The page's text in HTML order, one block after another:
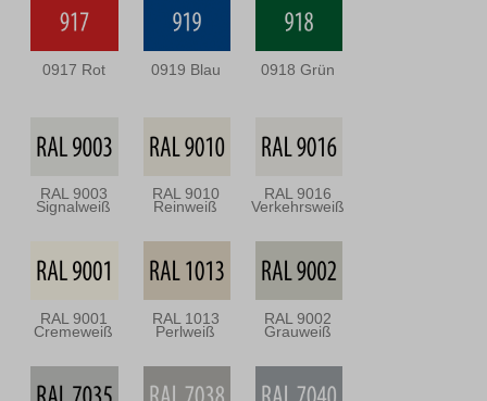
0917 Rot 0919 Blau 0918 Grün
RAL 9003
Signalweiß
RAL 9010
Reinweiß
RAL 9016
Verkehrsweiß
RAL 9001
Cremeweiß
RAL 1013
Perlweiß
RAL 9002
Grauweiß